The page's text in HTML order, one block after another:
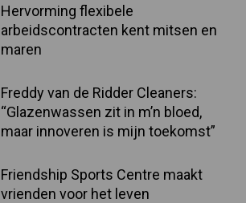
Hervorming flexibele
arbeidscontracten kent mitsen en
maren
Freddy van de Ridder Cleaners:
“Glazenwassen zit in m’n bloed,
maar innoveren is mijn toekomst”
Friendship Sports Centre maakt
vrienden voor het leven